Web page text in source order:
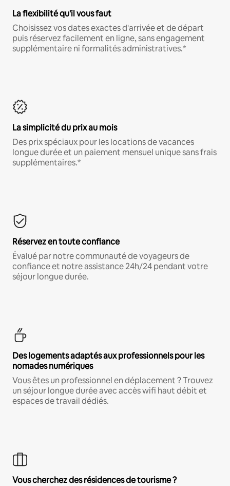
La flexibilité qu'il vous faut
Choisissez vos dates exactes d'arrivée et de départ
puis réservez facilement en ligne, sans engagement
supplémentaire ni formalités administratives.*
La simplicité du prix au mois
Des prix spéciaux pour les locations de vacances
longue durée et un paiement mensuel unique sans frais
supplémentaires.*
Réservez en toute confiance
Évalué par notre communauté de voyageurs de
confiance et notre assistance 24h/24 pendant votre
séjour longue durée.
Des logements adaptés aux professionnels pour les
nomades numériques
Vous êtes un professionnel en déplacement ? Trouvez
un séjour longue durée avec accès wifi haut débit et
espaces de travail dédiés.
Vous cherchez des résidences de tourisme ?